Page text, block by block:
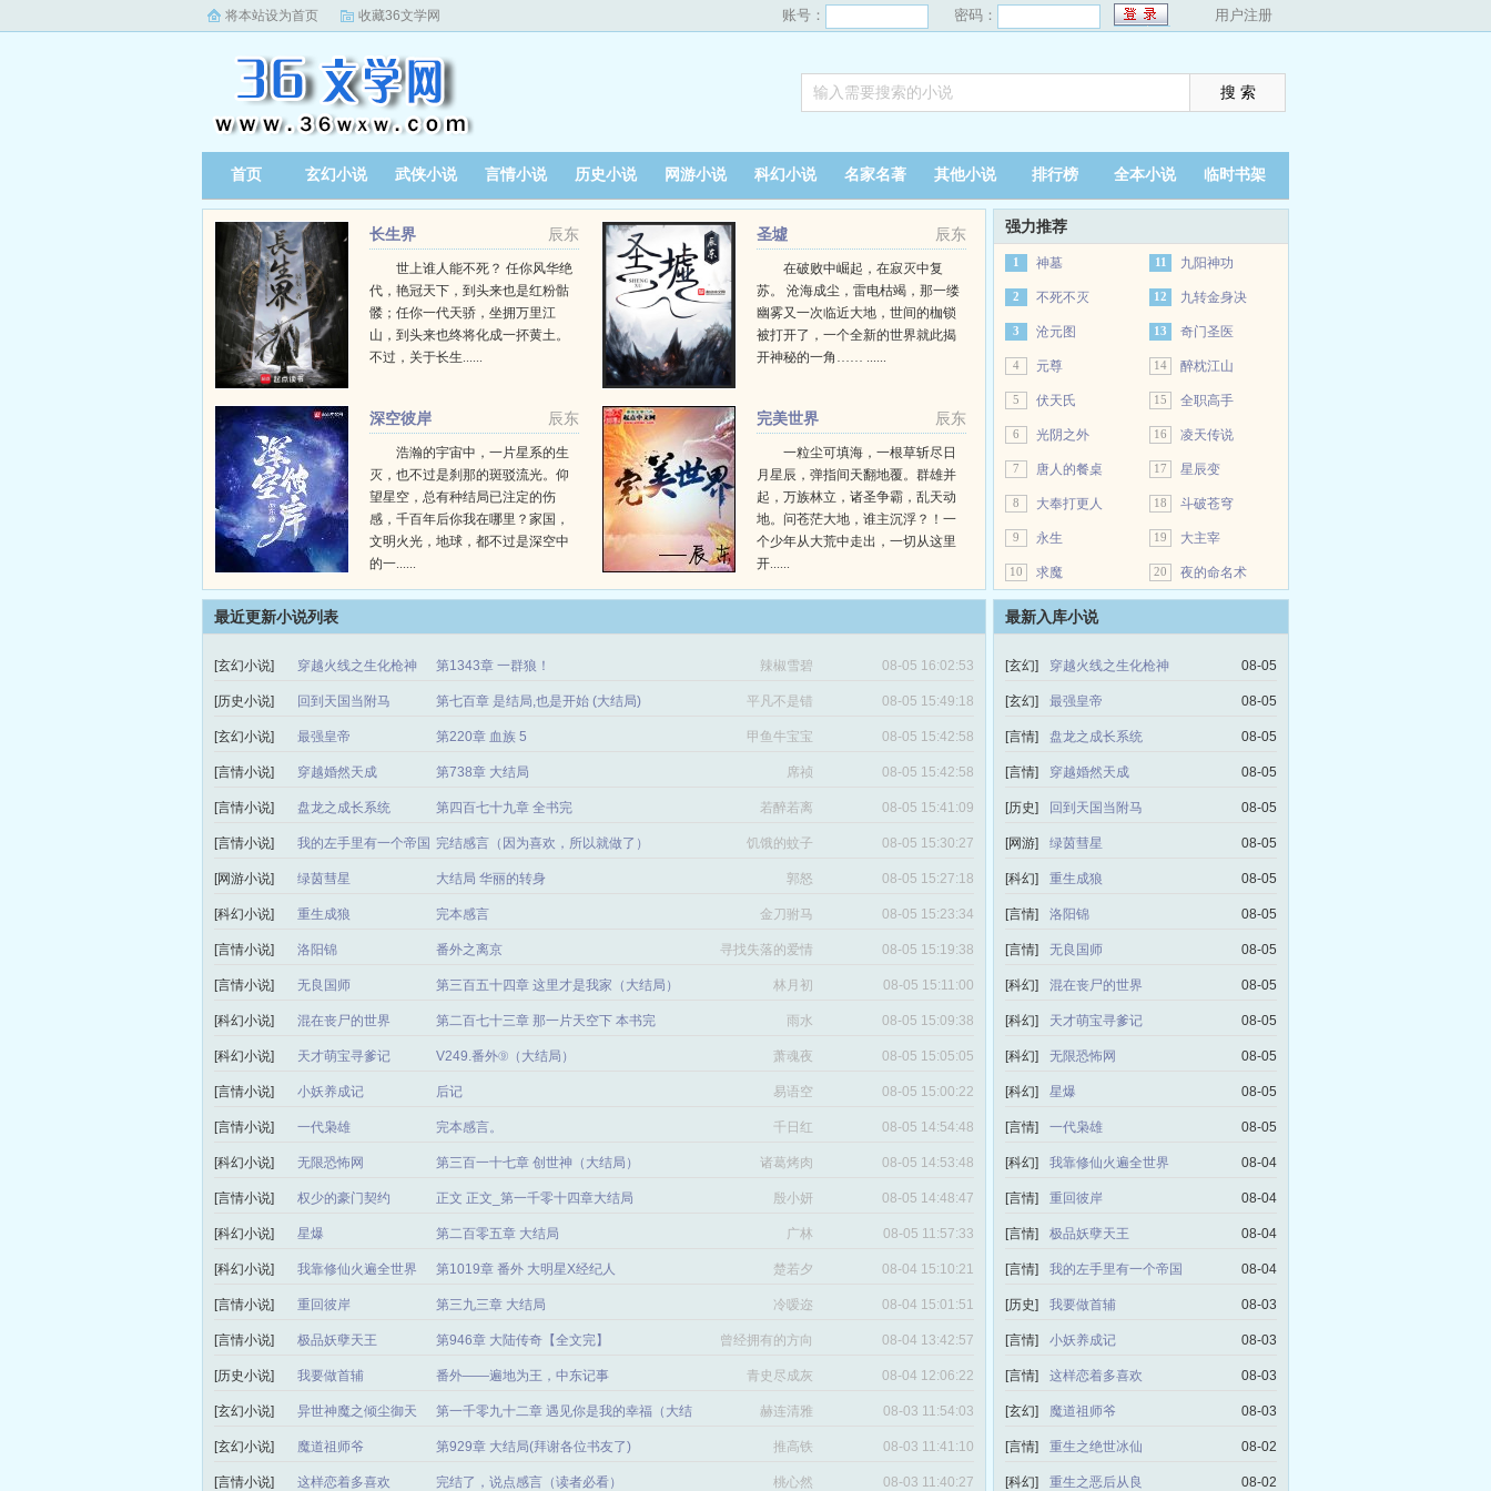
将本站设为首页 收藏36文学网 账号： 密码： 用户注册
首页 玄幻小说 武侠小说 言情小说 历史小说 网游小说 科幻小说 名家名著 其他小说 排行榜 全本小说 临时书架
辰东
长生界
世上谁人能不死？ 任你风华绝
代，艳冠天下，到头来也是红粉骷
髅；任你一代天骄，坐拥万里江
山，到头来也终将化成一抔黄土。
不过，关于长生......
辰东
圣墟
在破败中崛起，在寂灭中复
苏。 沧海成尘，雷电枯竭，那一缕
幽雾又一次临近大地，世间的枷锁
被打开了，一个全新的世界就此揭
开神秘的一角…… ......
辰东
深空彼岸
浩瀚的宇宙中，一片星系的生
灭，也不过是刹那的斑驳流光。仰
望星空，总有种结局已注定的伤
感，千百年后你我在哪里？家国，
文明火光，地球，都不过是深空中
的一......
辰东
完美世界
一粒尘可填海，一根草斩尽日
月星辰，弹指间天翻地覆。群雄并
起，万族林立，诸圣争霸，乱天动
地。问苍茫大地，谁主沉浮？！一
个少年从大荒中走出，一切从这里
开......
强力推荐
1 神墓
2 不死不灭
3 沧元图
4 元尊
5 伏天氏
6 光阴之外
7 唐人的餐桌
8 大奉打更人
9 永生
10 求魔
11 九阳神功
12 九转金身决
13 奇门圣医
14 醉枕江山
15 全职高手
16 凌天传说
17 星辰变
18 斗破苍穹
19 大主宰
20 夜的命名术
最近更新小说列表
[玄幻小说] 穿越火线之生化枪神 第1343章 一群狼！ 辣椒雪碧 08-05 16:02:53
[历史小说] 回到天国当附马 第七百章 是结局,也是开始 (大结局) 平凡不是错 08-05 15:49:18
[玄幻小说] 最强皇帝 第220章 血族 5 甲鱼牛宝宝 08-05 15:42:58
[言情小说] 穿越婚然天成 第738章 大结局 席祯 08-05 15:42:58
[言情小说] 盘龙之成长系统 第四百七十九章 全书完 若醉若离 08-05 15:41:09
[言情小说] 我的左手里有一个帝国 完结感言（因为喜欢，所以就做了） 饥饿的蚊子 08-05 15:30:27
[网游小说] 绿茵彗星 大结局 华丽的转身 郭怒 08-05 15:27:18
[科幻小说] 重生成狼 完本感言 金刀驸马 08-05 15:23:34
[言情小说] 洛阳锦 番外之离京 寻找失落的爱情 08-05 15:19:38
[言情小说] 无良国师 第三百五十四章 这里才是我家（大结局） 林月初 08-05 15:11:00
[科幻小说] 混在丧尸的世界 第二百七十三章 那一片天空下 本书完 雨水 08-05 15:09:38
[科幻小说] 天才萌宝寻爹记 V249.番外⑨（大结局） 萧魂夜 08-05 15:05:05
[言情小说] 小妖养成记 后记 易语空 08-05 15:00:22
[言情小说] 一代枭雄 完本感言。 千日红 08-05 14:54:48
[科幻小说] 无限恐怖网 第三百一十七章 创世神（大结局） 诸葛烤肉 08-05 14:53:48
[言情小说] 权少的豪门契约 正文 正文_第一千零十四章大结局 殷小妍 08-05 14:48:47
[科幻小说] 星爆 第二百零五章 大结局 广林 08-05 11:57:33
[科幻小说] 我靠修仙火遍全世界 第1019章 番外 大明星X经纪人 楚若夕 08-04 15:10:21
[言情小说] 重回彼岸 第三九三章 大结局 冷嗳迩 08-04 15:01:51
[言情小说] 极品妖孽天王 第946章 大陆传奇【全文完】
曾经拥有的方向
感
08-04 13:42:57
[历史小说] 我要做首辅 番外——遍地为王，中东记事 青史尽成灰 08-04 12:06:22
[玄幻小说] 异世神魔之倾尘御天
第一千零九十二章 遇见你是我的幸福（大结
局）
赫连清雅 08-03 11:54:03
[玄幻小说] 魔道祖师爷 第929章 大结局(拜谢各位书友了) 推高铁 08-03 11:41:10
[言情小说] 这样恋着多喜欢 完结了，说点感言（读者必看） 桃心然 08-03 11:40:27
最新入库小说
[玄幻] 穿越火线之生化枪神 08-05
[玄幻] 最强皇帝 08-05
[言情] 盘龙之成长系统 08-05
[言情] 穿越婚然天成 08-05
[历史] 回到天国当附马 08-05
[网游] 绿茵彗星 08-05
[科幻] 重生成狼 08-05
[言情] 洛阳锦 08-05
[言情] 无良国师 08-05
[科幻] 混在丧尸的世界 08-05
[科幻] 天才萌宝寻爹记 08-05
[科幻] 无限恐怖网 08-05
[科幻] 星爆 08-05
[言情] 一代枭雄 08-05
[科幻] 我靠修仙火遍全世界 08-04
[言情] 重回彼岸 08-04
[言情] 极品妖孽天王 08-04
[言情] 我的左手里有一个帝国 08-04
[历史] 我要做首辅 08-03
[言情] 小妖养成记 08-03
[言情] 这样恋着多喜欢 08-03
[玄幻] 魔道祖师爷 08-03
[言情] 重生之绝世冰仙 08-02
[科幻] 重生之恶后从良 08-02